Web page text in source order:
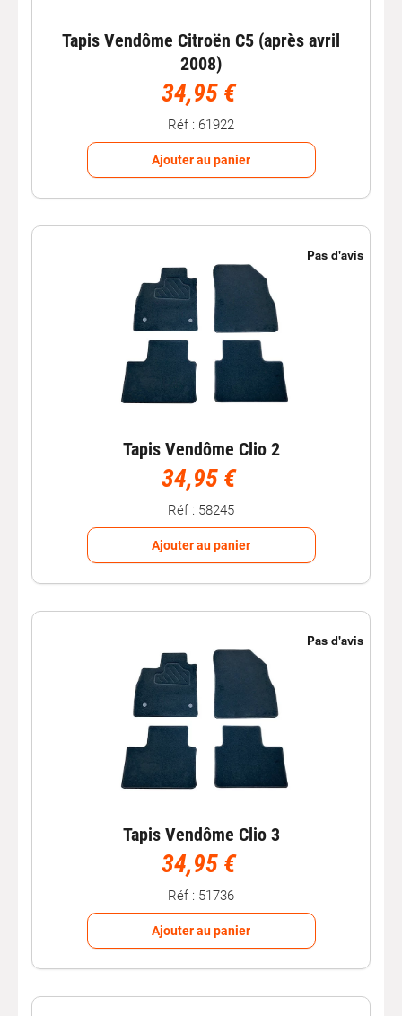
Tapis Vendôme Citroën C5 (après avril
2008)
34,95 €
Réf : 61922
Ajouter au panier
Tapis Vendôme Clio 2
34,95 €
Réf : 58245
Ajouter au panier
Tapis Vendôme Clio 3
34,95 €
Réf : 51736
Ajouter au panier